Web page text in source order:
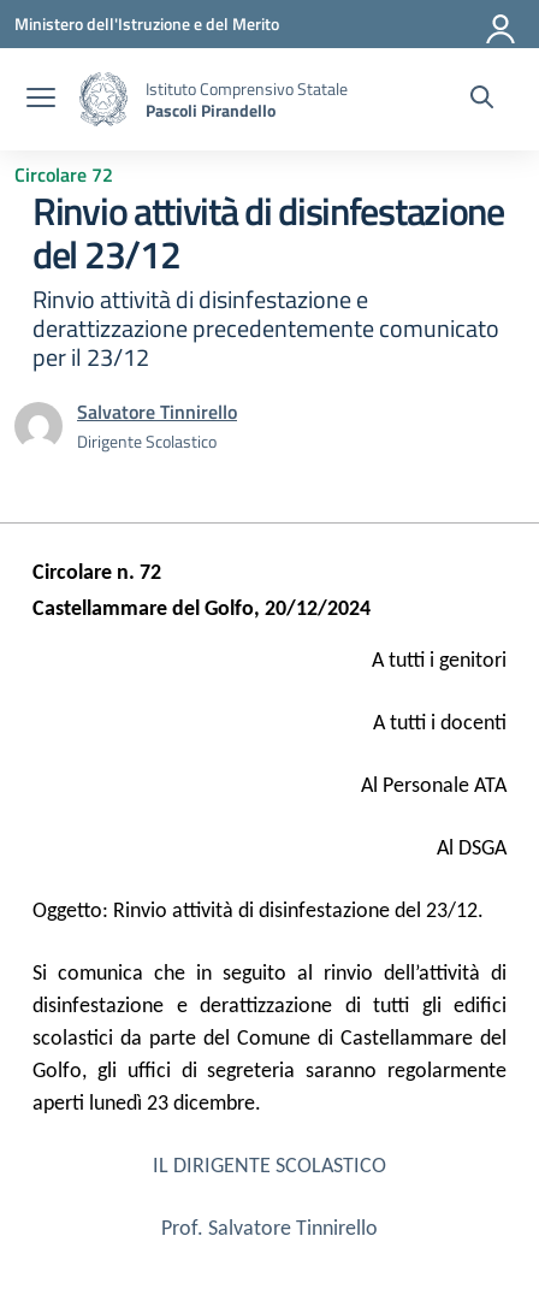
Vai ai contenuti
Vai al menu di navigazione
Vai al footer
Ministero dell'Istruzione e del Merito
Istituto Comprensivo Statale
Pascoli Pirandello
Circolare 72
Rinvio attività di disinfestazione
del 23/12
Rinvio attività di disinfestazione e
derattizzazione precedentemente comunicato
per il 23/12
Salvatore Tinnirello
Dirigente Scolastico
Circolare n. 72
Castellammare del Golfo, 20/12/2024
A tutti i genitori
A tutti i docenti
Al Personale ATA
Al DSGA
Oggetto: Rinvio attività di disinfestazione del 23/12.
Si comunica che in seguito al rinvio dell’attività di
disinfestazione e derattizzazione di tutti gli edifici
scolastici da parte del Comune di Castellammare del
Golfo, gli uffici di segreteria saranno regolarmente
aperti lunedì 23 dicembre.
IL DIRIGENTE SCOLASTICO
Prof. Salvatore Tinnirello